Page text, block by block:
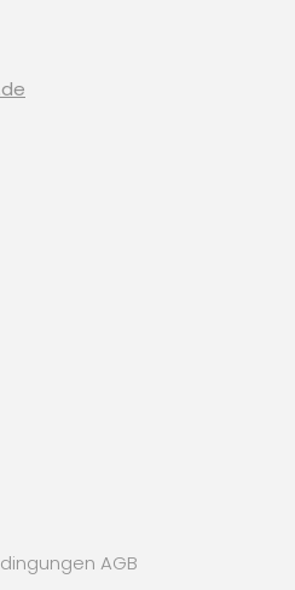
AGB